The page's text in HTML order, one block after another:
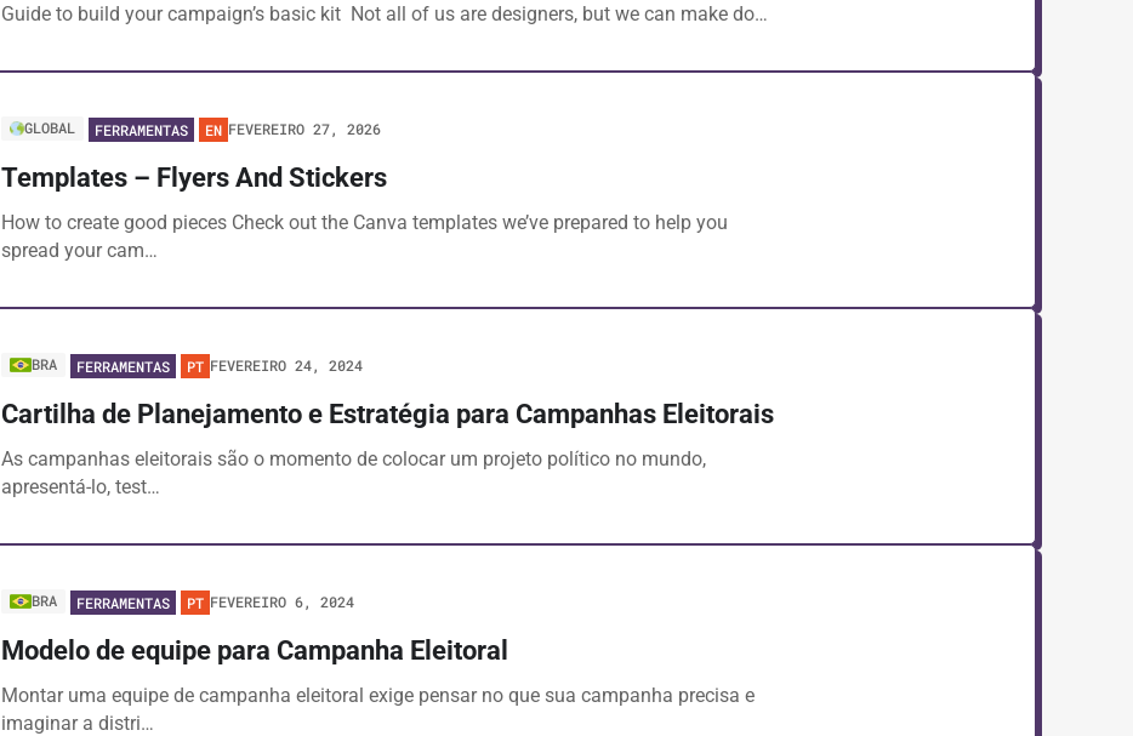
Guide to build your campaign’s basic kit Not all of us are designers, but we can make do…
GLOBAL FERRAMENTAS EN FEVEREIRO 27, 2026
Templates – Flyers And Stickers
How to create good pieces Check out the Canva templates we’ve prepared to help you
spread your cam…
BRA FERRAMENTAS PT FEVEREIRO 24, 2024
Cartilha de Planejamento e Estratégia para Campanhas Eleitorais
As campanhas eleitorais são o momento de colocar um projeto político no mundo,
apresentá-lo, test…
BRA FERRAMENTAS PT FEVEREIRO 6, 2024
Modelo de equipe para Campanha Eleitoral
Montar uma equipe de campanha eleitoral exige pensar no que sua campanha precisa e
imaginar a distri…